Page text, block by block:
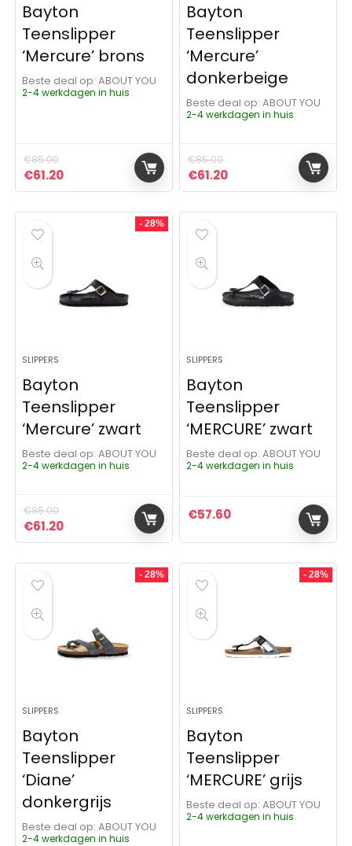
Bayton
Teenslipper
‘Mercure’ brons
Beste deal op:
ABOUT YOU
2-4 werkdagen in huis
€85.00
Oorspronkelijke prijs was: €85.00.
€61.20Huidige prijs is: €61.20.
Bayton
Teenslipper
‘Mercure’
donkerbeige
Beste deal op:
ABOUT YOU
2-4 werkdagen in huis
€85.00
Oorspronkelijke prijs
€61.20Huidige prijs is:
- 28%
SLIPPERS
Bayton
Teenslipper
‘Mercure’ zwart
Beste deal op:
ABOUT YOU
2-4 werkdagen in huis
€85.00
Oorspronkelijke prijs was: €85.00.
€61.20Huidige prijs is: €61.20.
SLIPPERS
Bayton
Teenslipper
‘MERCURE’ zwart
Beste deal op:
ABOUT YOU
2-4 werkdagen in huis
€57.60
- 28%
SLIPPERS
Bayton
Teenslipper
‘Diane’
donkergrijs
Beste deal op:
ABOUT YOU
2-4 werkdagen in huis
- 28%
SLIPPERS
Bayton
Teenslipper
‘MERCURE’ grijs
Beste deal op:
ABOUT YOU
2-4 werkdagen in huis